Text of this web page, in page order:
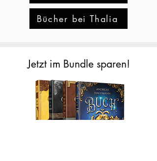
Bücher bei Thalia
Jetzt im Bundle sparen!